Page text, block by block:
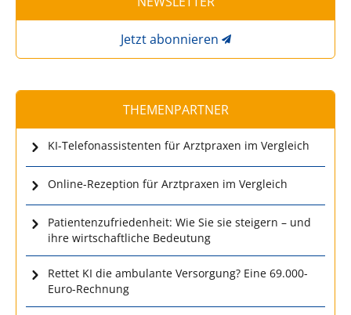
Jetzt abonnieren
THEMENPARTNER
KI-Telefonassistenten für Arztpraxen im Vergleich
Online-Rezeption für Arztpraxen im Vergleich
Patientenzufriedenheit: Wie Sie sie steigern – und
ihre wirtschaftliche Bedeutung
Rettet KI die ambulante Versorgung? Eine 69.000-
Euro-Rechnung